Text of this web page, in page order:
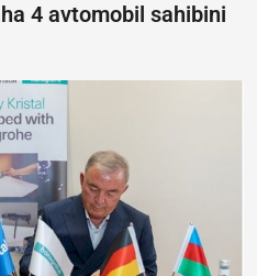
4 avtomobil sahibini